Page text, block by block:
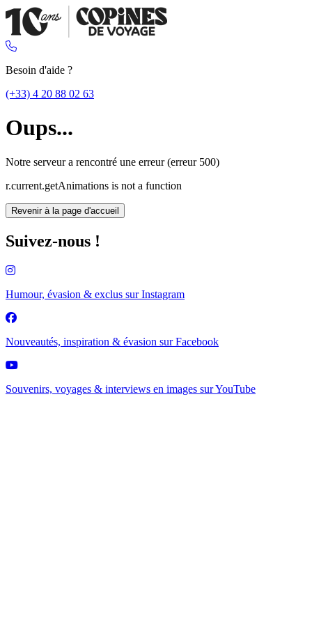
Besoin d'aide ?
(+33) 4 20 88 02 63
Oups...
Notre serveur a rencontré une erreur (erreur 500)
r.current.getAnimations is not a function
Revenir à la page d'accueil
Suivez-nous !
Humour, évasion & exclus surInstagram
Nouveautés, inspiration & évasion surFacebook
Souvenirs, voyages & interviews en images surYouTube